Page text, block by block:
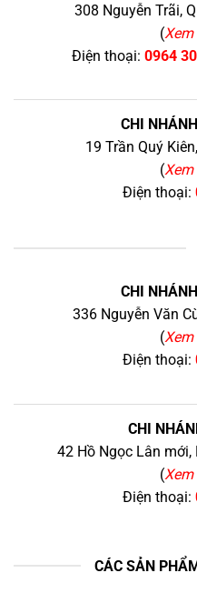
308 Nguyễn Trãi,
(Xem
Điện thoại: 0964
CHI
19 Trần Quý
(Xem
Điện thoại:
CHI
336 Nguyễn Văn
(Xem
Điện thoại:
CHI
42 Hồ Ngọc Lân mới,
(Xem
Điện thoại:
CÁC SẢN